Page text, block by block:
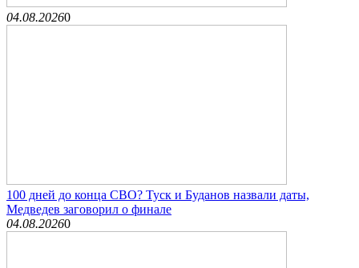
04.08.20260
100 дней до конца СВО? Туск и Буданов назвали даты,
Медведев заговорил о финале
04.08.20260